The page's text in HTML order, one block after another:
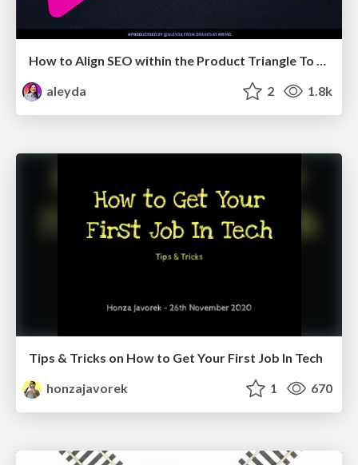
How to Align SEO within the Product Triangle To Get Buy-In & Support - #RIMC
aleyda
2 1.8k
Tips & Tricks on How to Get Your First Job In Tech
honzajavorek
1 670